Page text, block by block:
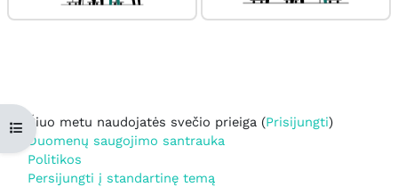
Atverti kurso rodyklę
Šiuo metu naudojatės svečio prieiga (Prisijungti)
Duomenų saugojimo santrauka
Politikos
Persijungti į standartinę temą